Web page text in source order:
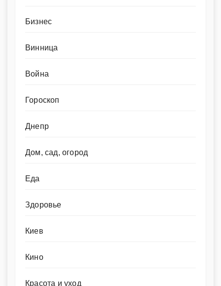
Бизнес
Винница
Война
Гороскоп
Днепр
Дом, сад, огород
Еда
Здоровье
Киев
Кино
Красота и уход